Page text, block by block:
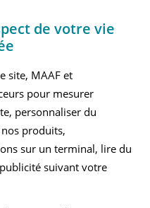
4 4
- )
véhicule
véhicules
de votre vie
site, MAAF et
pour mesurer
personnaliser du
produits,
sur un terminal, lire du
suivant votre